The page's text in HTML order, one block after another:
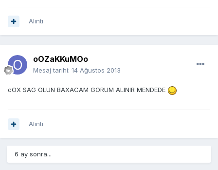
Alıntı
oOZaKKuMOo
Mesaj tarihi: 14 Ağustos 2013
cOX SAG OLUN BAXACAM GORUM ALINIR MENDEDE
Alıntı
6 ay sonra...